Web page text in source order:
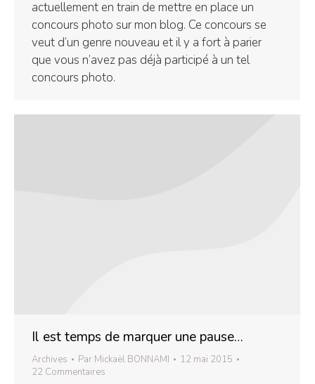
actuellement en train de mettre en place un
concours photo sur mon blog. Ce concours se
veut d’un genre nouveau et il y a fort à parier
que vous n’avez pas déjà participé à un tel
concours photo.
Il est temps de marquer une pause…
Archives Par Mickaël BONNAMI
12 mai 2015
22 Commentaires